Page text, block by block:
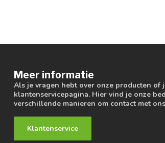
Meer informatie
Als je vragen hebt over onze producten of
klantenservicepagina. Hier vind je onze
verschillende manieren om contact met
Klantenservice